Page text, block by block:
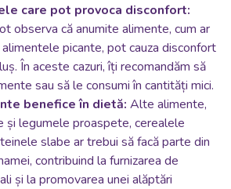
care pot provoca disconfort:
observa că anumite alimente, cum ar
picante, pot cauza disconfort
În aceste cazuri, îți recomandăm să
sau să le consumi în cantități mici.
benefice în dietă: Alte alimente,
și legumele proaspete, cerealele
slabe ar trebui să facă parte din
contribuind la furnizarea de
și la promovarea unei alăptări